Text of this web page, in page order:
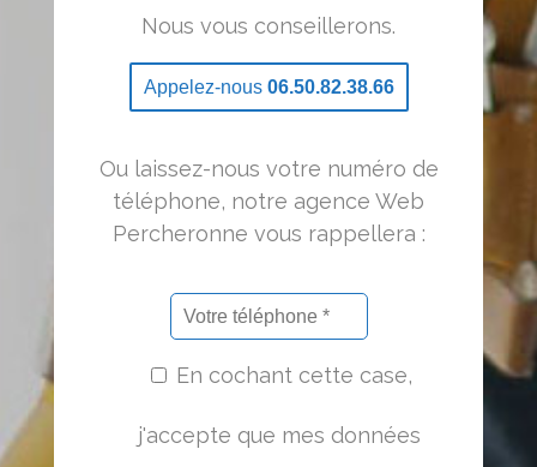
Nous vous conseillerons.
Appelez-nous 06.50.82.38.66
Ou laissez-nous votre numéro de
téléphone, notre agence Web
Percheronne vous rappellera :
En cochant cette case,
j'accepte que mes données